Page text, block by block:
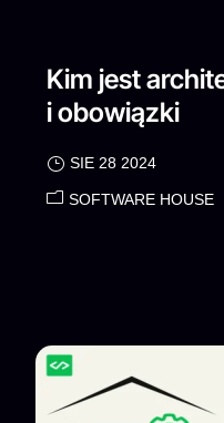
Kim jest
i obowiązki
SIE 28 2024
SOFTWARE HOUSE